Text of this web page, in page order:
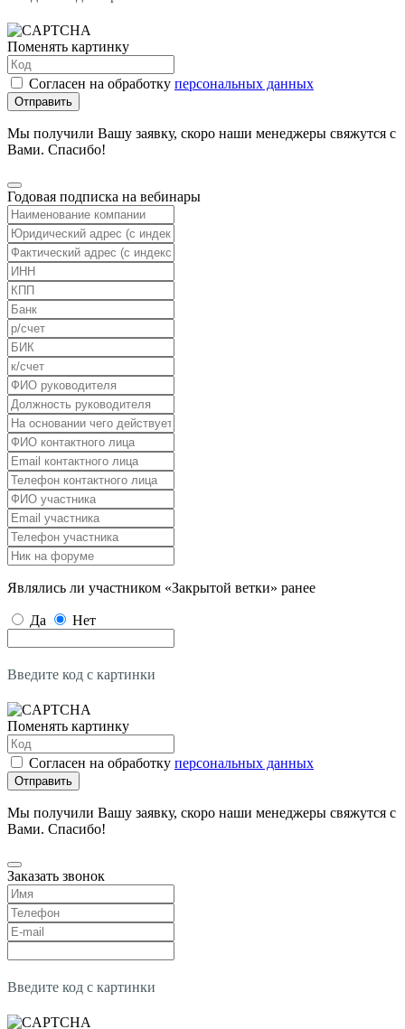
Поменять картинку
Согласен на обработку персональных данных
Отправить
Мы получили Вашу заявку, скоро наши менеджеры свяжутся с
Вами. Спасибо!
Годовая подписка на вебинары
Являлись ли участником «Закрытой ветки» ранее
Да Нет
Введите код с картинки
Поменять картинку
Согласен на обработку персональных данных
Отправить
Мы получили Вашу заявку, скоро наши менеджеры свяжутся с
Вами. Спасибо!
Заказать звонок
Введите код с картинки